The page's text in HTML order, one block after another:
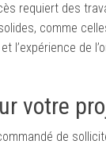
requiert des
comme
l’expérience de
votre
de